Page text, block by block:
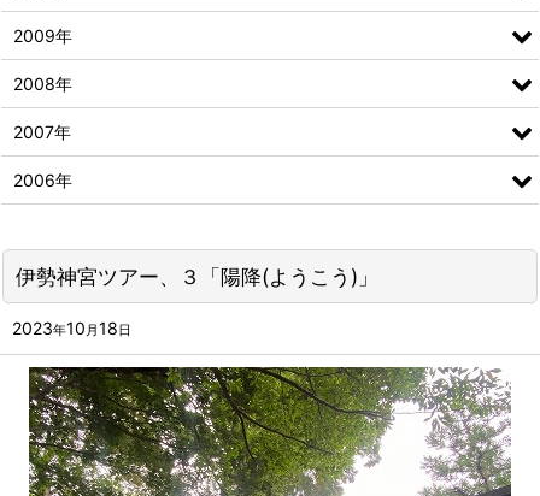
伊勢神宮ツアー、３「陽降(ようこう)」
2023年10 月 18 日
2009年
2008年
2007年
2006年